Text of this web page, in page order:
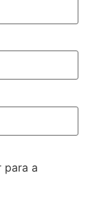
para a